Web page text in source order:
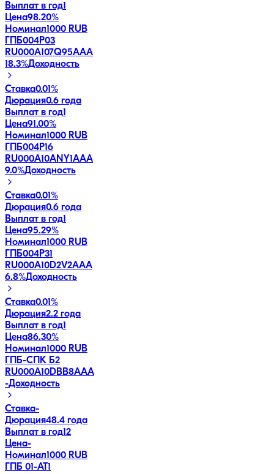
Выплат в год1
Цена98.20%
Номинал1000 RUB
ГПБ004Р03
RU000A107Q95AAA
18.3%Доходность
Ставка0.01%
Дюрация0.6 года
Выплат в год1
Цена91.00%
Номинал1000 RUB
ГПБ004Р16
RU000A10ANY1AAA
9.0%Доходность
Ставка0.01%
Дюрация0.6 года
Выплат в год1
Цена95.29%
Номинал1000 RUB
ГПБ004Р31
RU000A10D2V2AAA
6.8%Доходность
Ставка0.01%
Дюрация2.2 года
Выплат в год1
Цена86.30%
Номинал1000 RUB
ГПБ-СПК Б2
RU000A10DBB8AAA
-Доходность
Ставка-
Дюрация48.4 года
Выплат в год12
Цена-
Номинал1000 RUB
ГПБ 01-АТ1